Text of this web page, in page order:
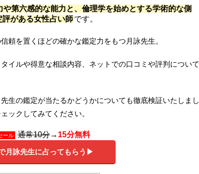
や第六感的な能力と、倫理学を始めとする学術的な側
がある女性占い師です。
頼を置くほどの確かな鑑定力をもつ月詠先生。
イルや得意な相談内容、ネットでの口コミや評判について
生の鑑定が当たるかどうかについても徹底検証いたしまし
ックしてみてください。
ール 通常10分→ 15分無料
月詠先生に占ってもらう▶